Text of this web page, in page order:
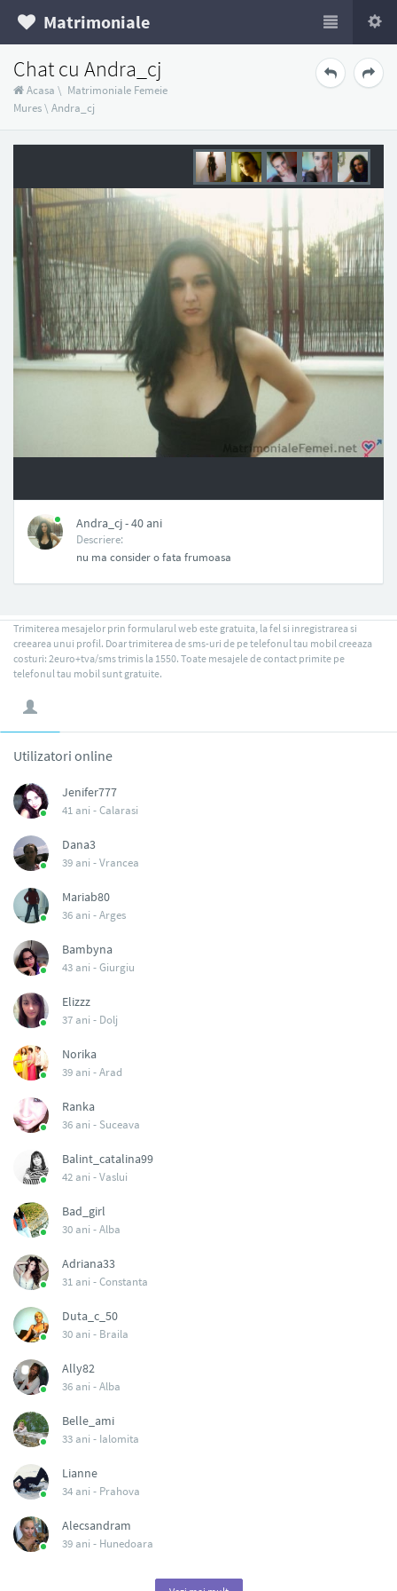
Matrimoniale
Chat cu Andra_cj
Acasa \ Matrimoniale Femeie
Mures\ Andra_cj
Andra_cj - 40 ani
Descriere:
nu ma consider o fata frumoasa
Trimiterea mesajelor prin formularul web este gratuita, la fel si inregistrarea si
creearea unui profil. Doar trimiterea de sms-uri de pe telefonul tau mobil creeaza
costuri: 2euro+tva/sms trimis la 1550. Toate mesajele de contact primite pe
telefonul tau mobil sunt gratuite.
Utilizatori online
Jenifer777
41 ani -Calarasi
Dana3
39 ani -Vrancea
Mariab80
36 ani -Arges
Bambyna
43 ani -Giurgiu
Elizzz
37 ani - Dolj
Norika
39 ani -Arad
Ranka
36 ani - Suceava
Balint_catalina99
42 ani -Vaslui
Bad_girl
30 ani -Alba
Adriana33
31 ani -Constanta
Duta_c_50
30 ani - Braila
Ally82
36 ani -Alba
Belle_ami
33 ani - Ialomita
Lianne
34 ani - Prahova
Alecsandram
39 ani - Hunedoara